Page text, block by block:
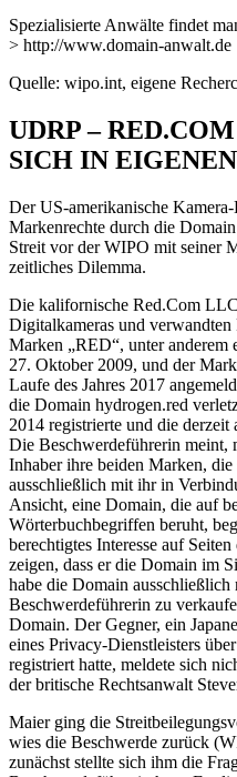
Spezialisierte Anwälte findet
> http://www.domain-anwalt.de
Quelle: wipo.int, eigene
UDRP –
SICH IN
Der US-amerikanische
Markenrechte durch die
Streit vor der WIPO mit seiner
zeitliches Dilemma.
Die kalifornische Red.Com
Digitalkameras und
Marken „RED“, unter
27. Oktober 2009, und der
Laufe des Jahres 2017
die Domain hydrogen.red
2014 registrierte und die
Die Beschwerdeführerin meint,
Inhaber ihre beiden Marken, die
ausschließlich mit ihr in
Ansicht, eine Domain, die auf
Wörterbuchbegriffen beruht,
berechtigtes Interesse auf
zeigen, dass er die Domain im
habe die Domain ausschließlich
Beschwerdeführerin zu
Domain. Der Gegner, ein
eines Privacy-Dienstleisters
registriert hatte, meldete sich
der britische Rechtsanwalt
Maier ging die
wies die Beschwerde zurück
zunächst stellte sich ihm die